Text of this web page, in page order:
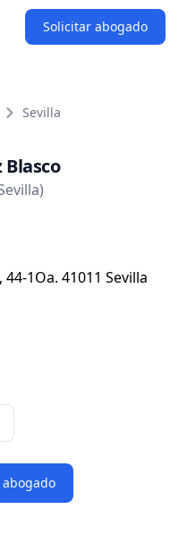
Solicitar abogado
Sevilla
1Oa. 41011 Sevilla